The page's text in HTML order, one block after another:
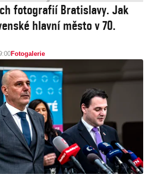
fotografií Bratislavy. Jak
hlavní město v 70.
Fotogalerie